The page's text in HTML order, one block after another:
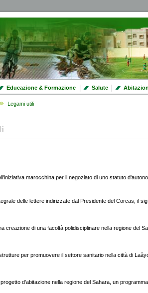
Educazione & Formazione | Salute |
Legami utili
marocchina per il negoziato di uno statuto
delle lettere indirizzate dal Presidente del Corcas, il
creazione di una facoltà polidisciplinare nella regione del
per promuovere il settore sanitario nella città di
d'abitazione nella regione del Sahara, un